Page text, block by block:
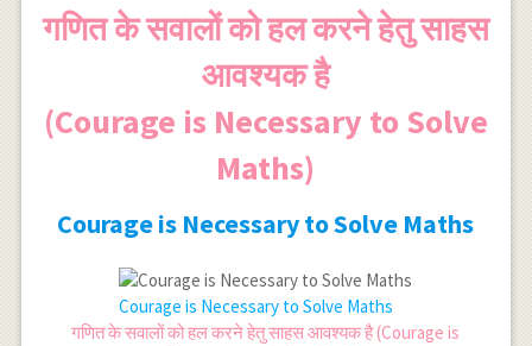
गणित के सवालों को हल करने हेतु साहस
आवश्यक है
(Courage is Necessary to Solve
Maths)
Courage is Necessary to Solve Maths
Courage is Necessary to Solve Maths
गणित के सवालों को हल करने हेतु साहस आवश्यक है (Courage is